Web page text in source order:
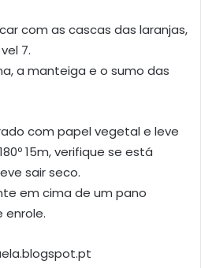
com as cascas das laranjas,
7.
a manteiga e o sumo das
com papel vegetal e leve
15m, verifique se está
sair seco.
em cima de um pano
enrole.